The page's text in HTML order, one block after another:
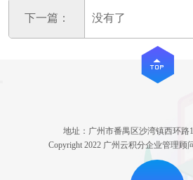
下一篇： 没有了
地址：广州市番禺区沙湾镇西环路
Copyright 2022 广州云积分企业管理顾